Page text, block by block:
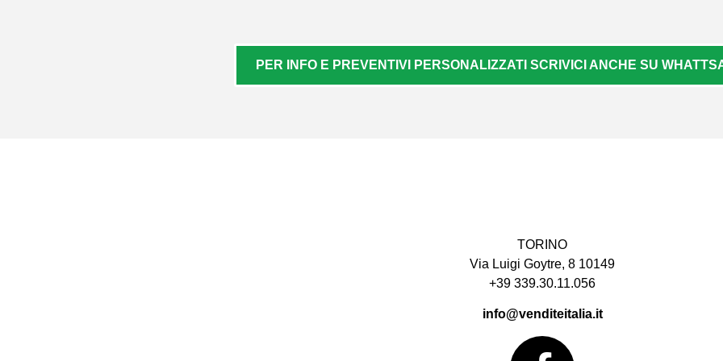
PER INFO E PREVENTIVI PERSONALIZZATI SCRIVICI ANCHE SU
TORINO
Via Luigi Goytre, 8 10149
+39 339.30.11.056
info@venditeitalia.it